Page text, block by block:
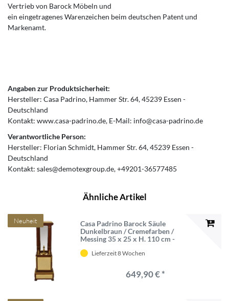
Vertrieb von Barock Möbeln und
ein eingetragenes Warenzeichen beim deutschen Patent und
Markenamt.
Angaben zur Produktsicherheit:
Hersteller: Casa Padrino Hammer Str.64 45239 Essen
Deutschland
Kontakt: www.casa-padrino.de E-Mail: info@casa-padrino.de
Verantwortliche Person:
Hersteller: Florian Schmidt Hammer Str.64 45239 Essen
Deutschland
Kontakt: sales@demotexgroup.de +49201-36577485
Ähnliche Artikel
Neuheit
Casa Padrino Barock Säule
Dunkelbraun / Cremefarben /
Messing 35 x 25 x H. 110 cm -
Lieferzeit 8 Wochen
649,90 € *